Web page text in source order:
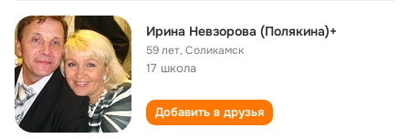
Ирина Невзорова (Полякина)+
59 лет,Соликамск
17 школа
Добавить в друзья